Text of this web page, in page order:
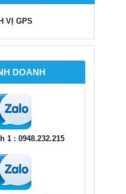
VỊ GPS
DOANH
1 : 0948.232.215